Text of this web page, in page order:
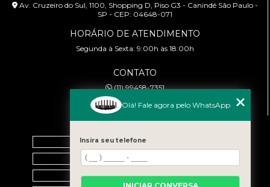
Av. Cruzeiro do Sul, 1100, Shopping D, Piso G3 - Canindé São Paulo -
SP - CEP: 04648-071
HORÁRIO DE ATENDIMENTO
Segunda à Sexta: 9:00h às 18:00h
CONTATO
(11) 99458-7351
cursoabtrans@gmail.com
Home
Empresa
Galeria
Olá! Fale agora pelo WhatsApp
Insira seu telefone
INICIAR CONVERSA